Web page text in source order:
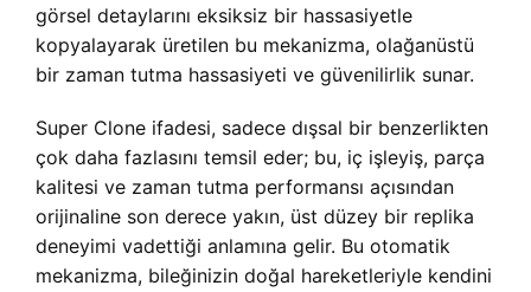
görsel detaylarını eksiksiz bir hassasiyetle
kopyalayarak üretilen bu mekanizma, olağanüstü
bir zaman tutma hassasiyeti ve güvenilirlik sunar.
Super Clone ifadesi, sadece dışsal bir benzerlikten
çok daha fazlasını temsil eder; bu, iç işleyiş, parça
kalitesi ve zaman tutma performansı açısından
orijinaline son derece yakın, üst düzey bir replika
deneyimi vadettiği anlamına gelir. Bu otomatik
mekanizma, bileğinizin doğal hareketleriyle kendini